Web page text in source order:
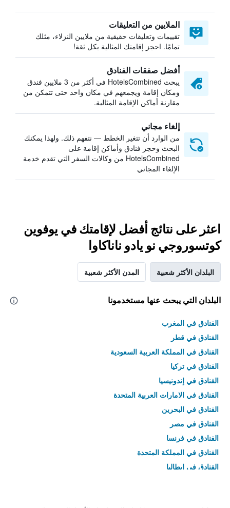
الملايين من التعليقات
تقييمات وتعليقات حقيقية من ملايين النزلاء، مثلك
تمامًا. احجز إقامتك المثالية بكل ثقة!
أفضل صفقات الفنادق
يبحث HotelsCombined في أكثر من 3 ملايين فندق
ومكان إقامة ويجمعهم في مكان واحد حتى تتمكن من
مقارنة أماكن الإقامة المثالية.
إلغاء مجاني
من الوارد أن تتغير الخطط — نتفهم ذلك. ولهذا يمكنك
البحث وحجز فنادق وأماكن إقامة على
HotelsCombined من وكالات السفر التي تقدم خدمة
الإلغاء المجاني
اعثر على نتائج أفضل لإقامتك في يوفوين
كوتسوروجي نو يادو ناناكاوا
البلدان الأكثر شعبية المدن الأكثر شعبية
البلدان التي يبحث عنها مستخدمونا
الفنادق في المغرب
الفنادق في قطر
الفنادق في المملكة العربية السعودية
الفنادق في تركيا
الفنادق في إندونيسيا
الفنادق في الامارات العربية المتحدة
الفنادق في البحرين
الفنادق في مصر
الفنادق في فرنسا
الفنادق في المملكة المتحدة
الفنادق في إيطاليا